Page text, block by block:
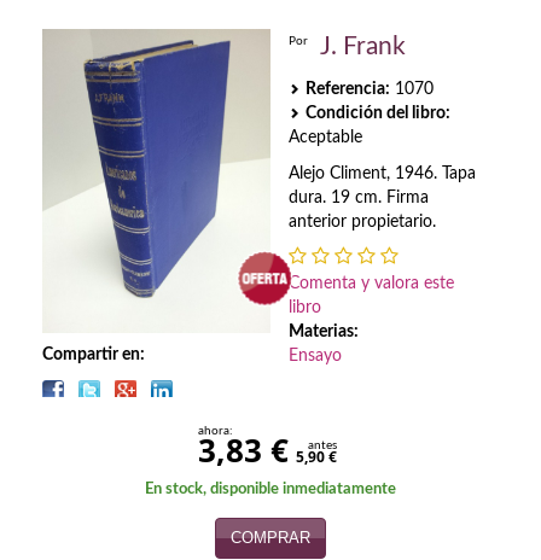
Autoayuda. Conocimiento personal
Autoayuda. Crecimiento personal
Biografías
Ciencia ficción
Cocina
Compartir en:
Por J. Frank
Referencia: 1070
Condición del libro:
Aceptable
Alejo Climent, 1946. Tapa
dura. 19 cm. Firma
anterior propietario.
Comenta y valora este
libro
Materias:
Ensayo
ahora:
3,83 € antes
5,90 €
En stock, disponible inmediatamente
COMPRAR